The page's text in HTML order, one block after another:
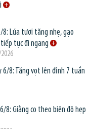
Lúa tươi tăng nhẹ, gạo
tục đi ngang
8: Tăng vọt lên đỉnh 7 tuần
8: Giằng co theo biên độ hẹp